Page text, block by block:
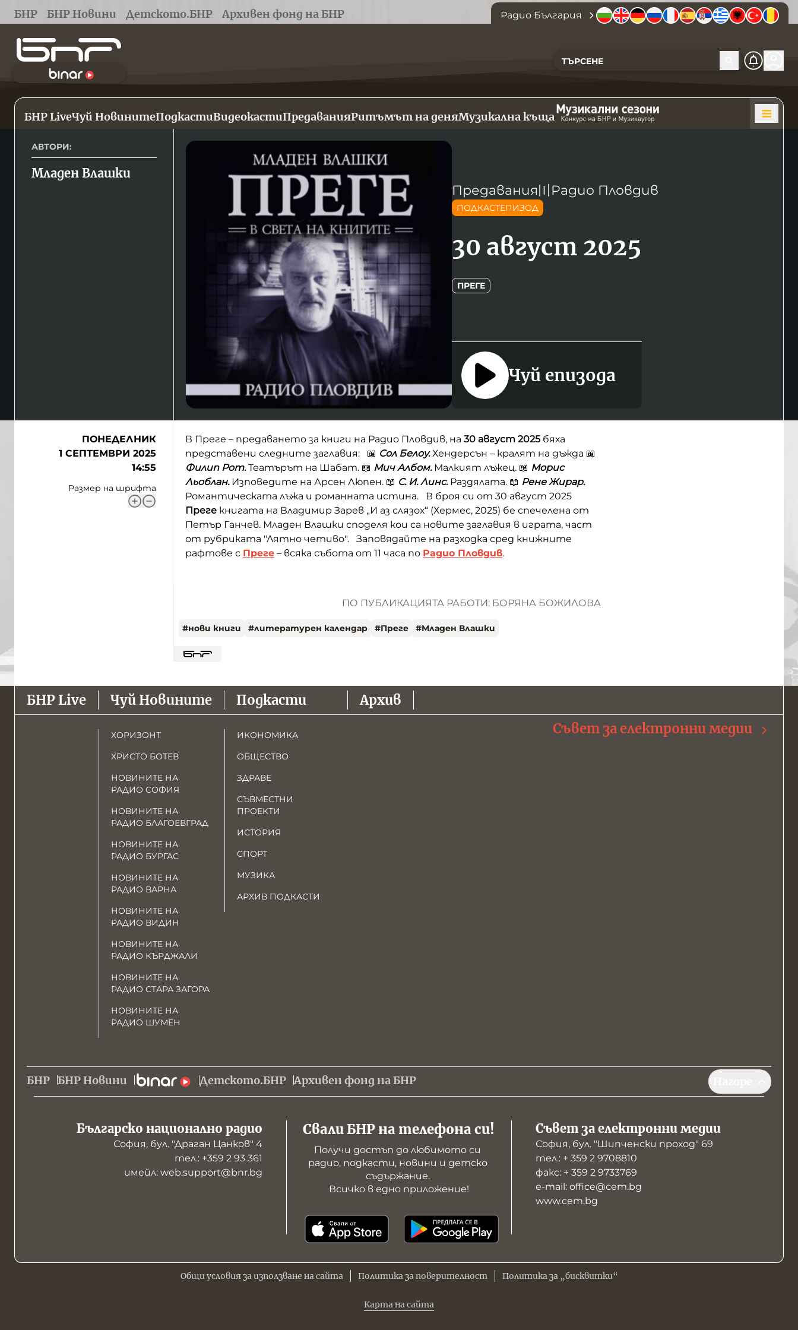
БНР БНР Новини Детското.БНР Архивен фонд на БНР Радио България
БНР LiveЧуй НовинитеПодкастиВидеокастиПредаванияРитъмът на деняМузикална къща
АВТОРИ:
Младен Влашки
Предавания〣 Радио Пловдив
ПОДКАСТЕПИЗОД
30 август 2025
ПРЕГЕ
Чуй епизода
ПОНЕДЕЛНИК
1 СЕПТЕМВРИ 2025
14:55
Размер на шрифта
В Преге – предаването за книги на Радио Пловдив, на 30 август 2025 бяха
представени следните заглавия: 📖 Сол Белоу.Хендерсън – кралят на дъжда 📖
Филип Рот. Театърът на Шабат. 📖 Мич Албом. Малкият лъжец. 📖 Морис
Льоблан.Изповедите на Арсен Люпен. 📖 С. И. Линс. Раздялата. 📖 Рене Жирар.
Романтическата лъжа и романната истина. В броя си от 30 август 2025
Преге книгата на Владимир Зарев „И аз слязох“ (Хермес, 2025) бе спечелена от
Петър Ганчев. Младен Влашки споделя кои са новите заглавия в играта, част
от рубриката "Лятно четиво". Заповядайте на разходка сред книжните
рафтове с Преге – всяка събота от 11 часа по Радио Пловдив.
ПО ПУБЛИКАЦИЯТА РАБОТИ: БОРЯНА БОЖИЛОВА
#нови книги #литературен календар #Преге #Младен Влашки
БНР Live Чуй Новините
ХОРИЗОНТ
ХРИСТО БОТЕВ
НОВИНИТЕ НА
РАДИО СОФИЯ
НОВИНИТЕ НА
РАДИО БЛАГОЕВГРАД
НОВИНИТЕ НА
РАДИО БУРГАС
НОВИНИТЕ НА
РАДИО ВАРНА
НОВИНИТЕ НА
РАДИО ВИДИН
НОВИНИТЕ НА
РАДИО КЪРДЖАЛИ
НОВИНИТЕ НА
РАДИО СТАРА ЗАГОРА
НОВИНИТЕ НА
РАДИО ШУМЕН
Подкасти
ИКОНОМИКА
ОБЩЕСТВО
ЗДРАВЕ
СЪВМЕСТНИ
ПРОЕКТИ
ИСТОРИЯ
СПОРТ
МУЗИКА
АРХИВ ПОДКАСТИ
Архив
Съвет за електронни медии
БНР БНР Новини Детското.БНР Архивен фонд на БНР
Българско национално радио
София, бул. "Драган Цанков" 4
тел.: +359 2 93 361
имейл: web.support@bnr.bg
Свали БНР на телефона си!
Получи достъп до любимото си
радио, подкасти, новини и детско
съдържание.
Всичко в едно приложение!
Съвет за електронни медии
София, бул. "Шипченски проход" 69
тел.: + 359 2 9708810
факс: + 359 2 9733769
е-mail: office@cem.bg
www.cem.bg
Общи условия за използване на сайта Политика за поверителност Политика за „бисквитки“
Карта на сайта